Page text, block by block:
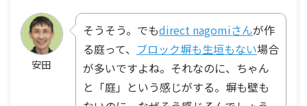
安田
そうそう。でもdirect nagomiさんが作
る庭って、 ブロック塀も生垣もない場合
が多いですよね。それなのに、ちゃん
と「庭」という感じがする。塀も壁も